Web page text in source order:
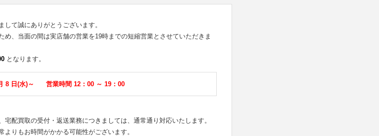
して誠にありがとうございます。
め、当面の間は実店舗の営業を19時までの短縮営業とさせていただきま
となります。
8 日(水)～ 営業時間 12：00 ～ 19：00
配買取の受付・返送業務につきましては、通常通り対応いたします。
りもお時間がかかる可能性がございます。